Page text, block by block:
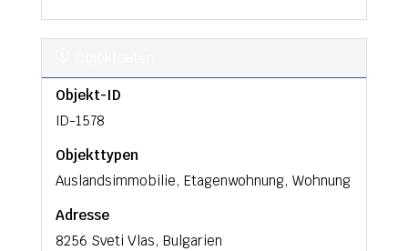
Objekt-ID
ID-1578
Objekttypen
Auslandsimmobilie, Etagenwohnung, Wohnung
Adresse
8256 Sveti Vlas, Bulgarien